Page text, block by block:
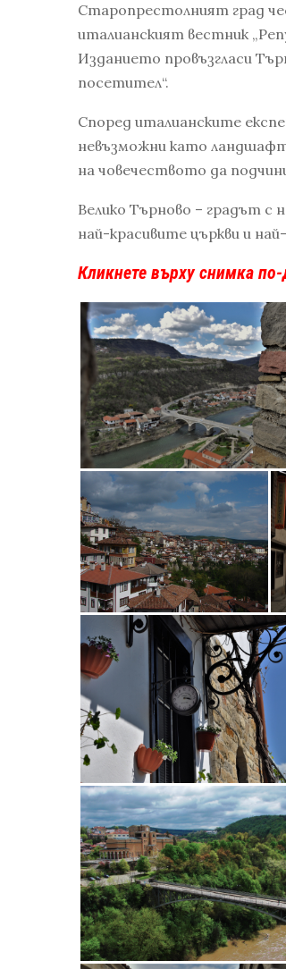
Старопрестолният град
италианският вестник
Изданието провъзгласи
посетител“.
Според италианските
невъзможни като
на човечеството да
Велико Търново – градът с
най-красивите църкви и
Кликнете върху снимка